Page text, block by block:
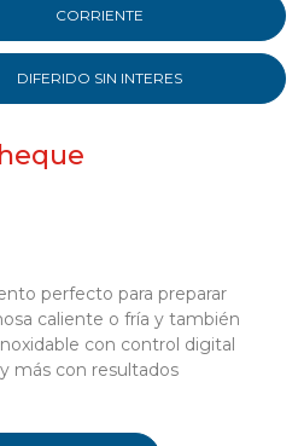
CORRIENTE
DIFERIDO SIN INTERES
perfecto para preparar
caliente o fría y también
con control digital
más con resultados